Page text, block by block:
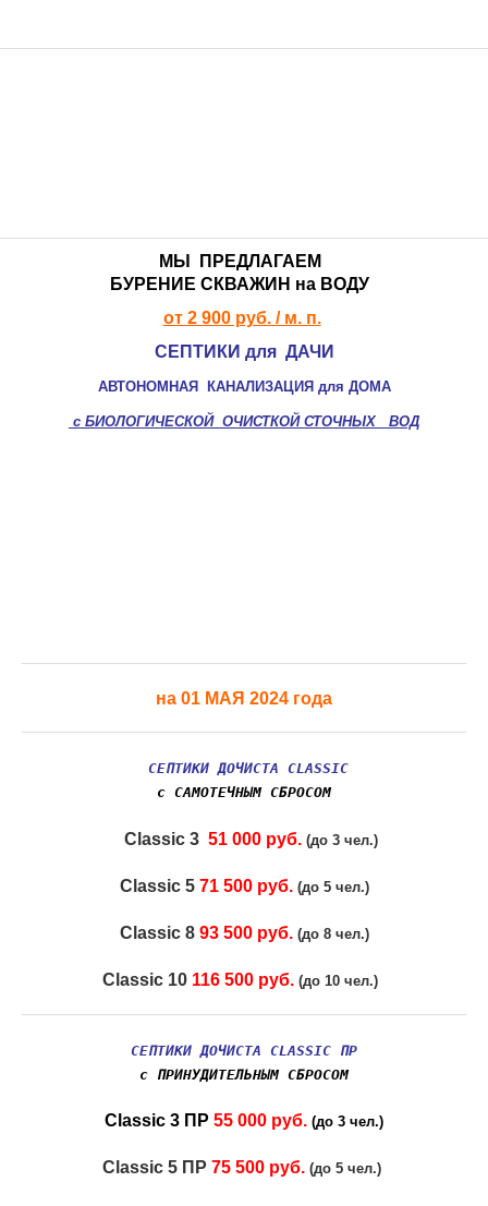
КЕССОНЫ >>>
МЫ ПРЕДЛАГАЕМ
БУРЕНИЕ СКВАЖИН на ВОДУ
от 2 900 руб. / м. п.
СЕПТИКИ для ДАЧИ
АВТОНОМНАЯ КАНАЛИЗАЦИЯ для ДОМА
с БИОЛОГИЧЕСКОЙ ОЧИСТКОЙ СТОЧНЫХ ВОД
на 01 МАЯ 2024 года
СЕПТИКИ ДОЧИСТА CLASSIC
с САМОТЕЧНЫМ СБРОСОМ
Classic 3 51 000 руб.(до 3 чел.)
Classic 5 71 500 руб. (до 5 чел.)
Classic 8 93 500 руб. (до 8 чел.)
Classic 10 116 500 руб. (до 10 чел.)
СЕПТИКИ ДОЧИСТА CLASSIC ПР
с ПРИНУДИТЕЛЬНЫМ СБРОСОМ
Classic 3 ПР 55 000 руб. (до 3 чел.)
Classic 5 ПР 75 500 руб. (до 5 чел.)